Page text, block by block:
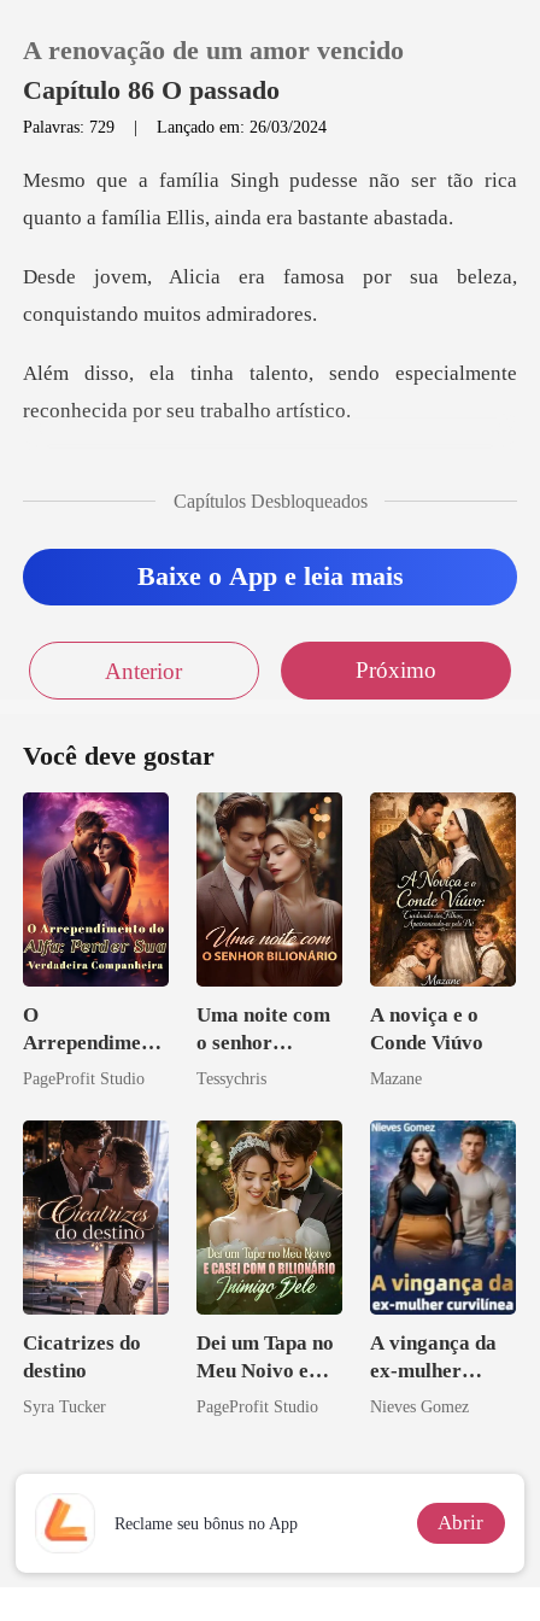
0
Histórico
A renovação de um amor vencido
Capítulo 86 O passado
Palavras: 729 |Lançado em: 26/03/2024
não ser tão rica
quanto a família
mosa por sua beleza,
conqu
sendo especialmente
reconheci
Capítulos Desbloqueados
Baixe o App e leia mais
Anterior Próximo
Você deve gostar
O
Arrependiment
o do Alfa:
Verdadeira
Companheira
PageProfit Studio
Uma noite com
o senhor
Bilionário
Tessychris
A noviça e o
Conde Viúvo
Mazane
Cicatrizes do
destino
Syra Tucker
Dei um Tapa no
Meu Noivo e
Casei com o
PageProfit Studio
A vingança da
ex-mulher
curvilínea
Nieves Gomez
Reclame seu bônus no App Abrir